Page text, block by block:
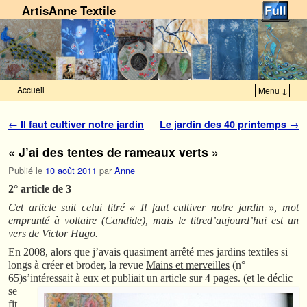
ArtisAnne Textile
Accueil Menu ↓
Navigation des articles
← Il faut cultiver notre jardin Le jardin des 40 printemps →
« J’ai des tentes de rameaux verts »
Publié le 10 août 2011 par Anne
2° article de 3
Cet article suit celui titré « Il faut cultiver notre jardin »,
mot
emprunté à voltaire (Candide), mais le titred’aujourd’hui est un
vers de Victor Hugo.
En 2008, alors que j’avais quasiment arrêté mes jardins textiles si
longs à créer et broder, la revue Mains et merveilles (n°
65)s’intéressait à eux et publiait un article sur 4 pages. (et le déclic
se
fit